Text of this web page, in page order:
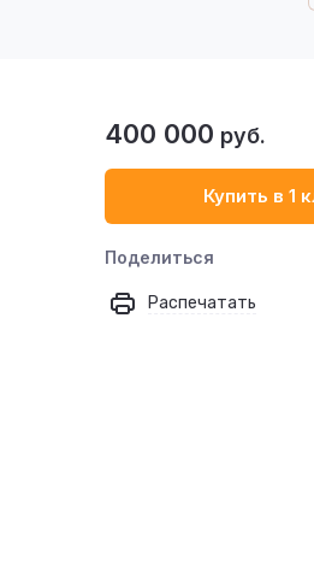
400 000 руб.
Купить в 1
Поделиться
Распечатать